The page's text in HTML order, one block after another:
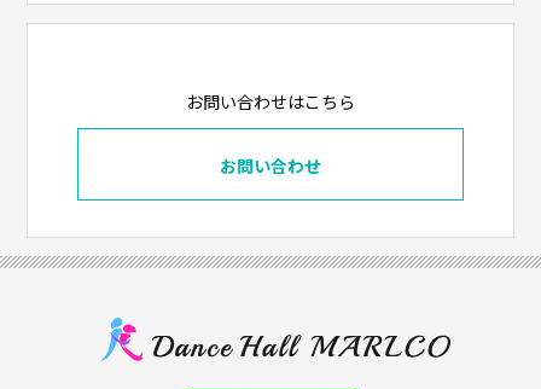
お問い合わせはこちら
お問い合わせ